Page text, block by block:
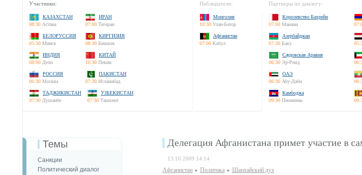
Участники:
КАЗАХСТАН
08:30 Астана
ИРАН
07:00 Тегеран
БЕЛОРУССИЯ
05:30 Минск
КИРГИЗИЯ
08:30 Бишкек
ИНДИЯ
08:00 Дели
КИТАЙ
10:30 Пекин
РОССИЯ
06:30 Москва
ПАКИСТАН
07:30 Исламабад
ТАДЖИКИСТАН
07:30 Душанбе
УЗБЕКИСТАН
07:30 Ташкент
Наблюдатели:
Монголия
10:30 Улан-Батор
Афганистан
07:00 Кабул
Партнеры по диалогу:
Королевство Бахрейн
07:00 Манама
Азербайджан
07:30 Баку
Саудовская Аравия
06:30 Эр-Рияд
ОАЭ
06:30 Абу-Даби
Камбоджа
09:30 Пномпень
Темы
Санкции
Политический диалог
Делегация Афганистана примет участие в
13.10.2009 14:14
Афганистан Политика Шанхайский дух